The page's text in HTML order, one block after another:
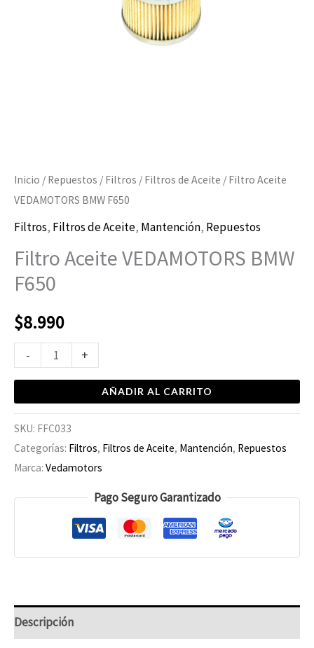
Inicio / Repuestos / Filtros / Filtros de Aceite / Filtro Aceite
VEDAMOTORS BMW F650
Filtros, Filtros de Aceite, Mantención, Repuestos
Filtro Aceite VEDAMOTORS BMW
F650
$8.990
- +
AÑADIR AL CARRITO
SKU: FFC033
Categorías: Filtros, Filtros de Aceite, Mantención, Repuestos
Marca: Vedamotors
Pago Seguro Garantizado
Descripción